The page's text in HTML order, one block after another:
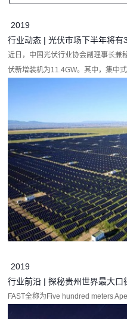
2019
行业动态 | 光伏市场下半年将有
近日，中国光伏行业协会副理事长兼
伏新增装机为11.4GW。其中，集中式
2019
行业前沿 | 探秘贵州世界最大口
FAST全称为Five hundred meters